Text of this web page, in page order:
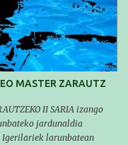
San Antón Bira. En esta
Gaztetape hasta la playa
aquel día, la organización
playa de Malkorbe. Así,
c...
MASTER ZARAUTZ
II SARIA izango
jardunaldia
Igerilariek larunbatean